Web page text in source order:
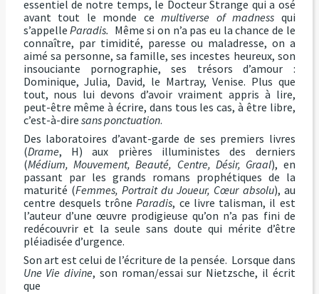
essentiel de notre temps, le Docteur Strange qui a osé
avant tout le monde cemultiverse of madness qui
s’appelleParadis. Même si on n’a pas eu la chance de le
connaître, par timidité, paresse ou maladresse, on a
aimé sa personne, sa famille, ses incestes heureux, son
insouciante pornographie, ses trésors d’amour :
Dominique, Julia, David, le Martray, Venise. Plus que
tout, nous lui devons d’avoir vraiment appris à lire,
peut-être même à écrire, dans tous les cas, à être libre,
c’est-à-dire sans ponctuation.
Des laboratoires d’avant-garde de ses premiers livres
(Drame, H) aux prières illuministes des derniers
(Médium, Mouvement, Beauté, Centre, Désir, Graal), en
passant par les grands romans prophétiques de la
maturité (Femmes, Portrait du Joueur, Cœur absolu), au
centre desquels trôneParadis, ce livre talisman, il est
l’auteur d’une œuvre prodigieuse qu’on n’a pas fini de
redécouvrir et la seule sans doute qui mérite d’être
pléiadisée d’urgence.
Son art est celui de l’écriture de la pensée. Lorsque dans
Une Vie divine, son roman/essai sur Nietzsche, il écrit
que